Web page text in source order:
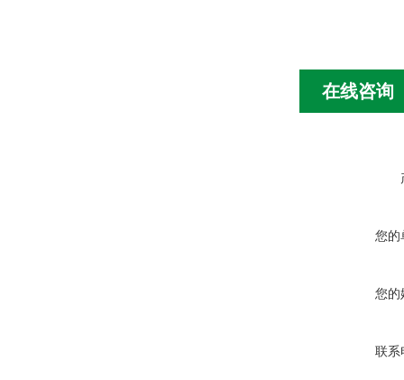
在线咨询
您的
您的
联系